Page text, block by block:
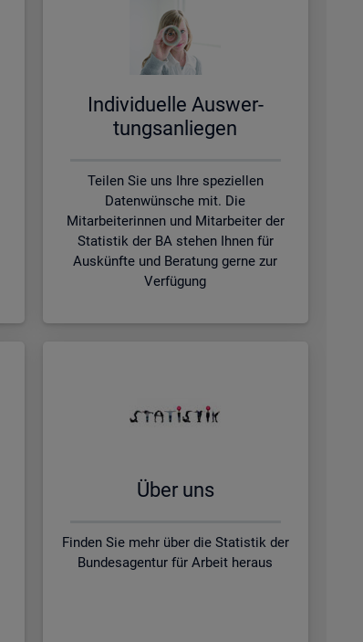
In­di­vi­du­el­le Aus­wer­
tungs­an­lie­gen
Teilen Sie uns Ihre speziellen
Datenwünsche mit. Die
Mitarbeiterinnen und Mitarbeiter der
Statistik der BA stehen Ihnen für
Auskünfte und Beratung gerne zur
Verfügung
Über uns
Finden Sie mehr über die Statistik der
Bundesagentur für Arbeit heraus